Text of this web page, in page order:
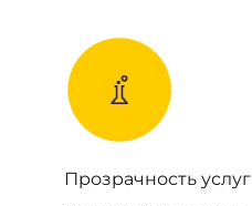
Прозрачность услуг